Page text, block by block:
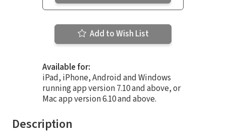
Add to Wish List
Available for:
iPad, iPhone, Android and Windows
running app version 7.10 and above, or
Mac app version 6.10 and above.
Description